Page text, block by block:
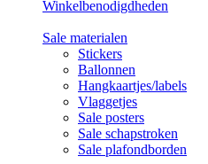
Winkelbenodigdheden
Sale materialen
Stickers
Ballonnen
Hangkaartjes/labels
Vlaggetjes
Sale posters
Sale schapstroken
Sale plafondborden